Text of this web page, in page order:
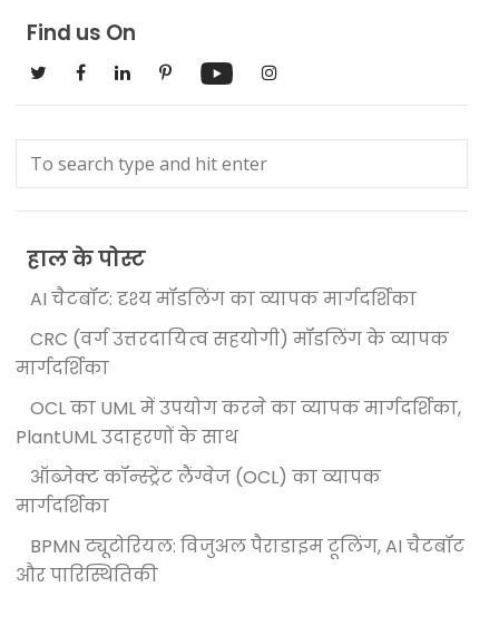
Find us On
हाल के पोस्ट
AI चैटबॉट: दृश्य मॉडलिंग का व्यापक मार्गदर्शिका
CRC (वर्ग उत्तरदायित्व सहयोगी) मॉडलिंग के व्यापक
मार्गदर्शिका
OCL का UML में उपयोग करने का व्यापक मार्गदर्शिका,
PlantUML उदाहरणों के साथ
ऑब्जेक्ट कॉन्स्ट्रेंट लैंग्वेज (OCL) का व्यापक
मार्गदर्शिका
BPMN ट्यूटोरियल: विजुअल पैराडाइम टूलिंग, AI चैटबॉट
और पारिस्थितिकी